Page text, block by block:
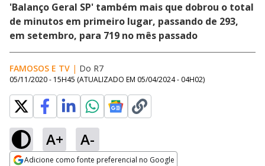
'Balanço Geral SP' também mais que dobrou o total
de minutos em primeiro lugar, passando de 293,
em setembro, para 719 no mês passado
FAMOSOS E TV | Do R7
05/11/2020 - 15H45 (ATUALIZADO EM 05/04/2024 - 04H02)
A+ A-
Adicione como fonte preferencial no Google